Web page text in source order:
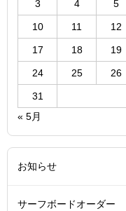
3 4 5
10 11 12
17 18 19
24 25 26
31
« 5月
お知らせ
サーフボードオーダー